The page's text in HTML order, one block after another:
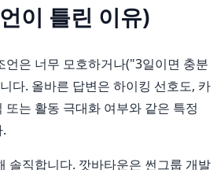
이 틀린 이유)
언은 너무 모호하거나("3일이면 충분
다. 올바른 답변은 하이킹 선호도, 카
또는 활동 극대화 여부와 같은 특정
솔직합니다. 깟바타운은 썬그룹 개발